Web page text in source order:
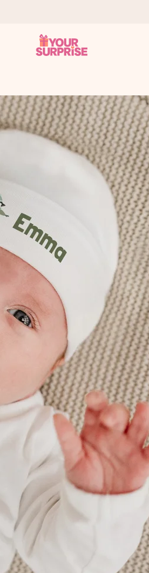
el momento perfecto, cuando más
corazón. Sin complicaciones, solo